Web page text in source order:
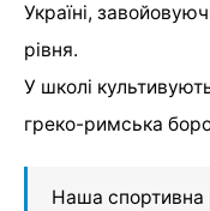
Україні,
рівня.
У школі
греко-римська
Наша спортивна